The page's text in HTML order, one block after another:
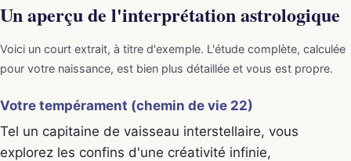
Un aperçu de l'interprétation astrologique
Voici un court extrait, à titre d'exemple. L'étude complète, calculée
pour votre naissance, est bien plus détaillée et vous est propre.
Votre tempérament (chemin de vie 22)
Tel un capitaine de vaisseau interstellaire, vous
explorez les confins d'une créativité infinie,